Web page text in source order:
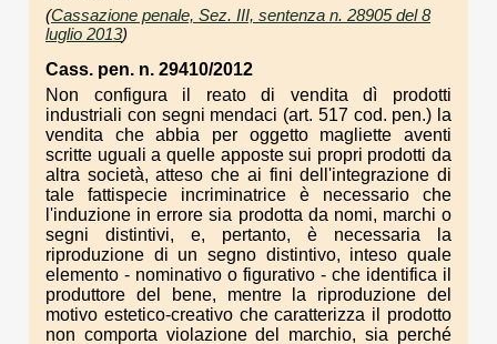
(Cassazione penale, Sez. III, sentenza n. 28905 del 8
luglio 2013)
Cass. pen. n. 29410/2012
Non configura il reato di vendita dì prodotti
industriali con segni mendaci (art. 517 cod. pen.) la
vendita che abbia per oggetto magliette aventi
scritte uguali a quelle apposte sui propri prodotti da
altra società, atteso che ai fini dell'integrazione di
tale fattispecie incriminatrice è necessario che
l'induzione in errore sia prodotta da nomi, marchi o
segni distintivi, e, pertanto, è necessaria la
riproduzione di un segno distintivo, inteso quale
elemento - nominativo o figurativo - che identifica il
produttore del bene, mentre la riproduzione del
motivo estetico-creativo che caratterizza il prodotto
non comporta violazione del marchio, sia perché